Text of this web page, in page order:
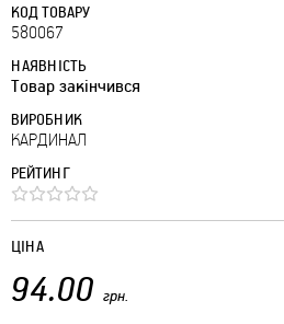
КОД ТОВАРУ
580067
НАЯВНІСТЬ
Товар закінчився
ВИРОБНИК
КАРДИНАЛ
РЕЙТИНГ
ЦІНА
94.00 грн.